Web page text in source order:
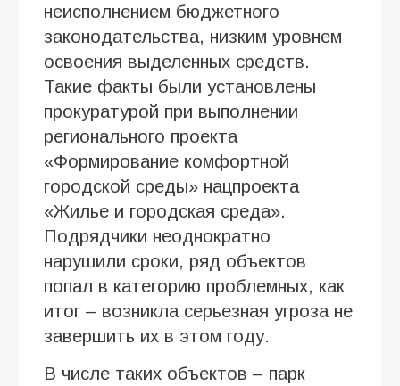
неисполнением бюджетного
законодательства, низким уровнем
освоения выделенных средств.
Такие факты были установлены
прокуратурой при выполнении
регионального проекта
«Формирование комфортной
городской среды» нацпроекта
«Жилье и городская среда».
Подрядчики неоднократно
нарушили сроки, ряд объектов
попал в категорию проблемных, как
итог – возникла серьезная угроза не
завершить их в этом году.
В числе таких объектов – парк